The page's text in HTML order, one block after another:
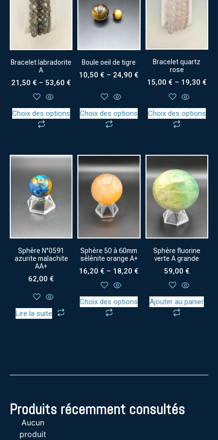
Bracelet labradorite
A
21,50€ –53,60€
Choix des options
Boule oeil de tigre
10,50€ – 24,90€
Choix des options
Bracelet quartz
rose
15,00 € – 19,30 €
Choix des options
Sphère N°0591
azurite malachite
AA+
62,00€
Lire la suite
Sphère 50 à 60mm
sélénite orange A+
16,20€ – 18,20€
Choix des options
Sphère fluorine
verte A grande
59,00 €
Ajouter au panier
Produits récemment consultés
Aucun
produit